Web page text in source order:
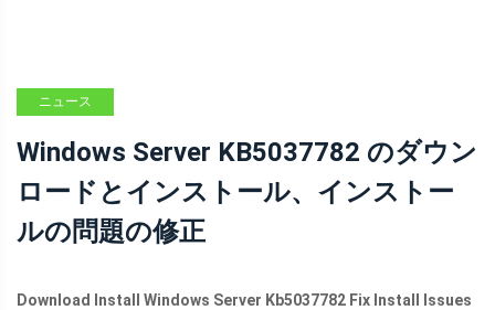
ニュース
Windows Server KB5037782 のダウン
ロードとインストール、インストー
ルの問題の修正
Download Install Windows Server Kb5037782 Fix Install Issues